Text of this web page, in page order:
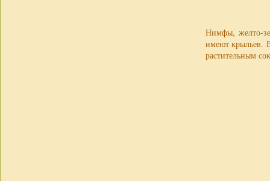
Нимфы, желто-
имеют крыльев.
растительным